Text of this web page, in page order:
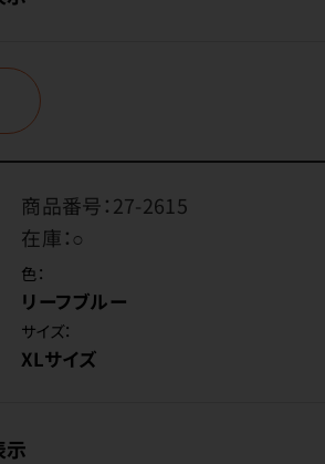
商品番号：27-2615
在庫：○
色：
リーフブルー
サイズ：
XLサイズ
示